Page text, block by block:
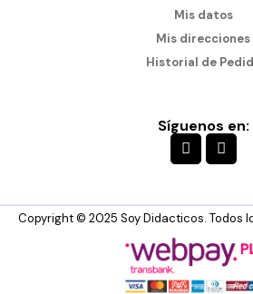
Mis datos
Mis direcciones
Historial de
Síguenos en:
Copyright © 2025 Soy Didacticos. Todos